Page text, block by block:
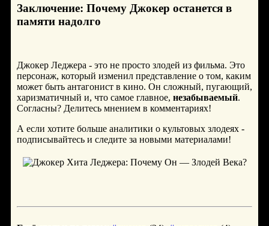
Заключение: Почему Джокер останется в
памяти надолго
Джокер Леджера - это не просто злодей из фильма. Это
персонаж, который изменил представление о том, каким
может быть антагонист в кино. Он сложный, пугающий,
харизматичный и, что самое главное, незабываемый.
Согласны? Делитесь мнением в комментариях!
А если хотите больше аналитики о культовых злодеях -
подписывайтесь и следите за новыми материалами!